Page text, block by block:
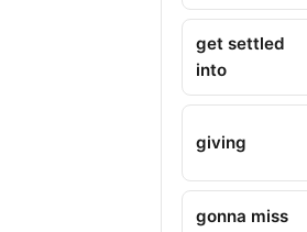
get settled
into
giving
gonna miss